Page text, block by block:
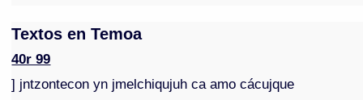
Textos en Temoa
40r 99
] jntzontecon yn jmelchiqujuh ca amo cácujque